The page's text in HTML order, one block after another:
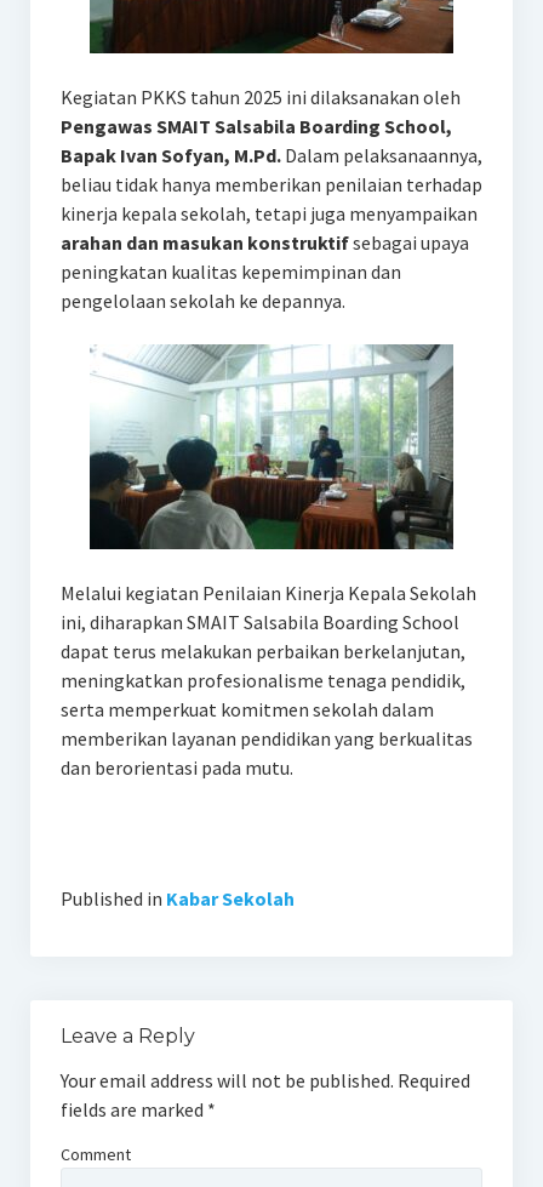
Kegiatan PKKS tahun 2025 ini dilaksanakan oleh
Pengawas SMAIT Salsabila Boarding School,
Bapak Ivan Sofyan, M.Pd.Dalam pelaksanaannya,
beliau tidak hanya memberikan penilaian terhadap
kinerja kepala sekolah, tetapi juga menyampaikan
arahan dan masukan konstruktifsebagai upaya
peningkatan kualitas kepemimpinan dan
pengelolaan sekolah ke depannya.
Melalui kegiatan Penilaian Kinerja Kepala Sekolah
ini, diharapkan SMAIT Salsabila Boarding School
dapat terus melakukan perbaikan berkelanjutan,
meningkatkan profesionalisme tenaga pendidik,
serta memperkuat komitmen sekolah dalam
memberikan layanan pendidikan yang berkualitas
dan berorientasi pada mutu.
Published in Kabar Sekolah
Leave a Reply
Your email address will not be published. Required
fields are marked *
Comment